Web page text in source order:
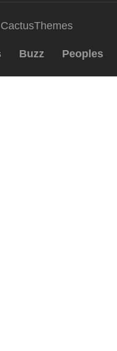
Buzz Peoples